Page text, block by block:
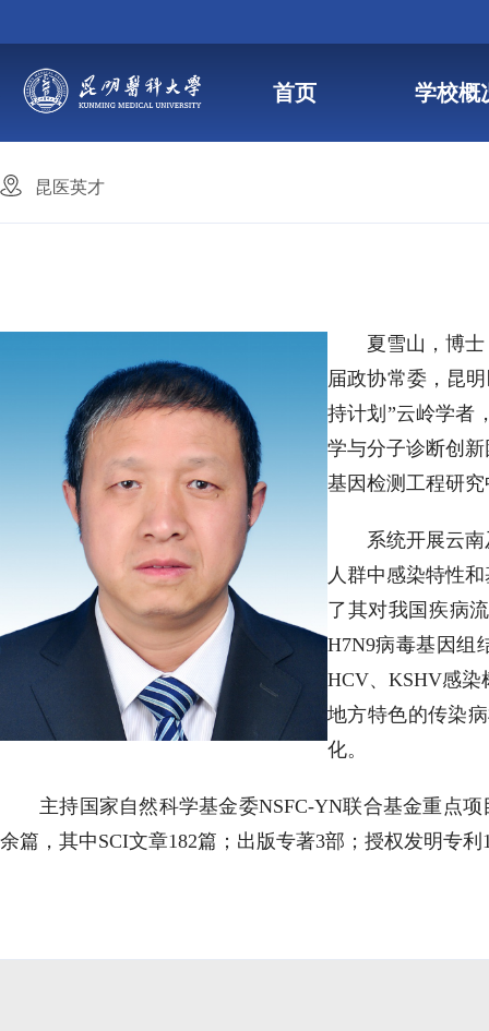
首页 学校概
昆医英才
夏雪山，博
届政协常委，昆
持计划”云岭学者
学与分子诊断创
基因检测工程研
系统开展云
人群中感染特性
了其对我国疾病
H7N9病毒基因组
HCV、KSHV感
地方特色的传染
化。
主持国家自然科学基金委NSFC-YN联合基金重点
余篇，其中SCI文章182篇；出版专著3部；授权发明专